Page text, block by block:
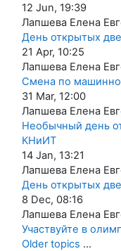
12 Jun, 19:39
Лапшева Елена
День открытых
21 Apr, 10:25
Лапшева Елена
Смена по
31 Mar, 12:00
Лапшева Елена
Необычный день
КНиИТ
14 Jan, 13:21
Лапшева Елена
День открытых
8 Dec, 08:16
Лапшева Елена
Участвуйте в
Older topics ...